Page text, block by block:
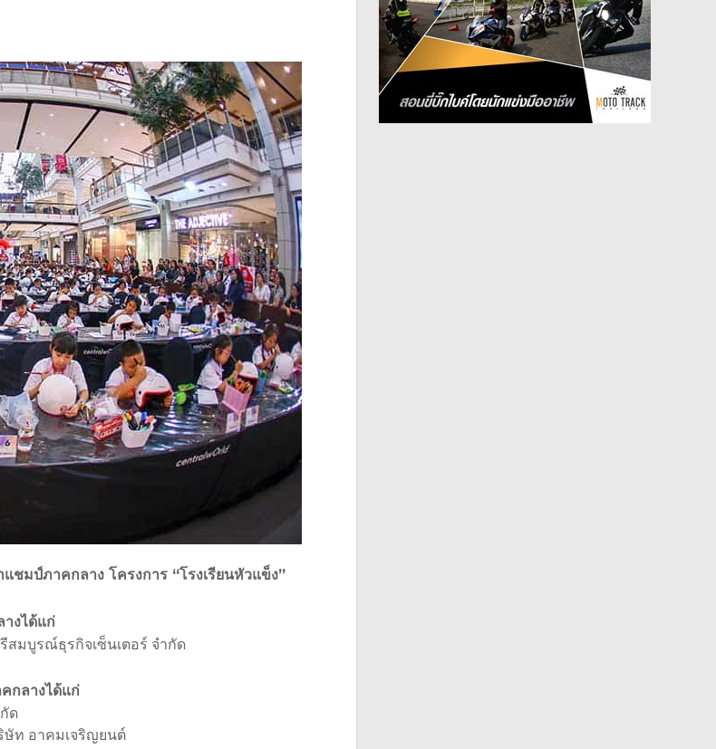
มป์ภาคกลาง โครงการ “โรงเรียนหัวแข็ง”
างได้แก่
สมบูรณ์ธุรกิจเซ็นเตอร์ จำกัด
กลางได้แก่
ด
ษัท อาคมเจริญยนต์